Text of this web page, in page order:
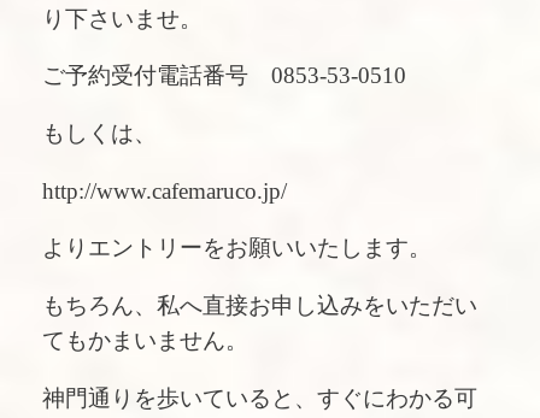
り下さいませ。
ご予約受付電話番号 0853-53-0510
もしくは、
http://www.cafemaruco.jp/
よりエントリーをお願いいたします。
もちろん、私へ直接お申し込みをいただい
てもかまいません。
神門通りを歩いていると、すぐにわかる可